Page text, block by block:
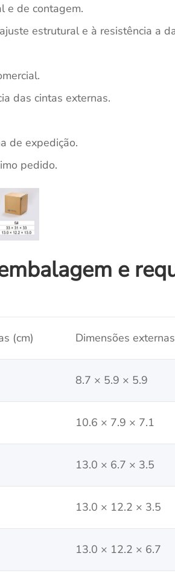
e de contagem.
estrutural e à resistência a
das cintas externas.
de expedição.
pedido.
e
(cm) Dimensões
8.7 × 5.9 × 5.9
10.6 × 7.9 × 7.1
13.0 × 6.7 × 3.5
13.0 × 12.2 × 3.5
13.0 × 12.2 × 6.7